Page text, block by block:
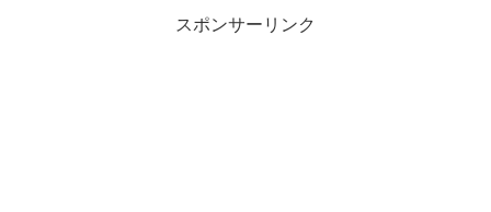
スポンサーリンク